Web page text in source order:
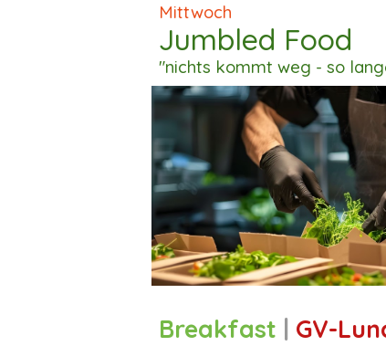
Mittwoch
Jumbled Food
"nichts kommt weg - so
Breakfast | GV-